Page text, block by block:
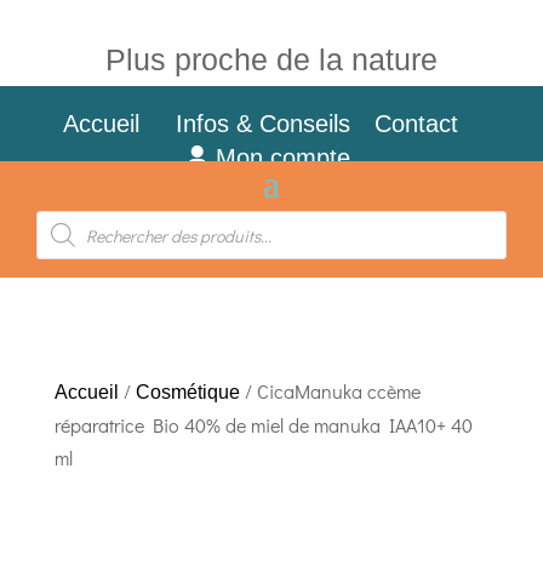
Plus proche de la nature
Accueil Infos & Conseils
Contact
Mon compte
Recherche
produits
Accueil / Cosmétique/ CicaManuka ccème
réparatrice Bio 40% de miel de manuka IAA10+ 40
ml